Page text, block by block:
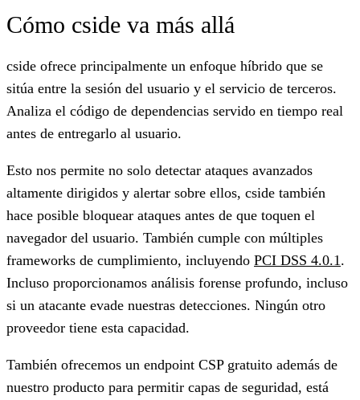
Cómo cside va más allá
cside ofrece principalmente un enfoque híbrido que se
sitúa entre la sesión del usuario y el servicio de terceros.
Analiza el código de dependencias servido en tiempo real
antes de entregarlo al usuario.
Esto nos permite no solo detectar ataques avanzados
altamente dirigidos y alertar sobre ellos, cside también
hace posible bloquear ataques antes de que toquen el
navegador del usuario. También cumple con múltiples
frameworks de cumplimiento, incluyendo PCI DSS 4.0.1 .
Incluso proporcionamos análisis forense profundo, incluso
si un atacante evade nuestras detecciones. Ningún otro
proveedor tiene esta capacidad.
También ofrecemos un endpoint CSP gratuito además de
nuestro producto para permitir capas de seguridad, está